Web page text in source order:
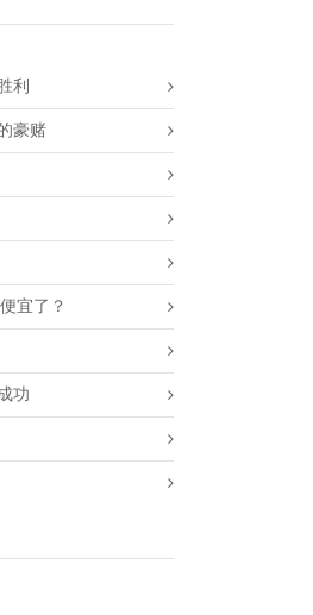
利
豪赌
宜了？
功